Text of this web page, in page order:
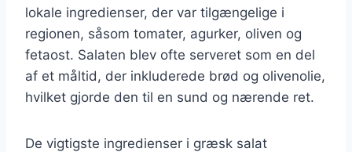
lokale ingredienser, der var tilgængelige i
regionen, såsom tomater, agurker, oliven og
fetaost. Salaten blev ofte serveret som en del
af et måltid, der inkluderede brød og olivenolie,
hvilket gjorde den til en sund og nærende ret.
De vigtigste ingredienser i græsk salat